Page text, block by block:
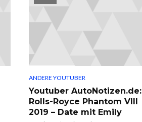
ANDERE YOUTUBER
Youtuber AutoNotizen.de:
Rolls-Royce Phantom VIII
2019 – Date mit Emily